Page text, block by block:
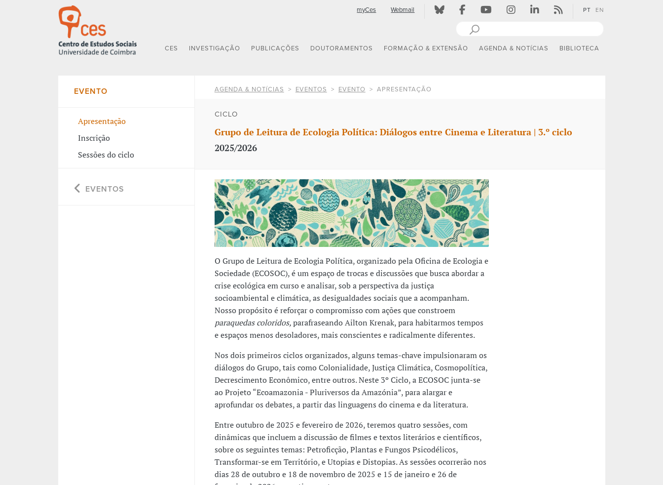
myCes Webmail PT EN
CES INVESTIGAÇÃO PUBLICAÇÕES DOUTORAMENTOS FORMAÇÃO & EXTENSÃO AGENDA & NOTÍCIAS BIBLIOTECA
EVENTO
Apresentação
Inscrição
Sessões do ciclo
EVENTOS
AGENDA & NOTÍCIAS EVENTOS EVENTO APRESENTAÇÃO
CICLO
Grupo de Leitura de Ecologia Política: Diálogos entre Cinema e Literatura | 3.º ciclo
2025/2026
O Grupo de Leitura de Ecologia Política, organizado pela Oficina de Ecologia e
Sociedade (ECOSOC), é um espaço de trocas e discussões que busca abordar a
crise ecológica em curso e analisar, sob a perspectiva da justiça
socioambiental e climática, as desigualdades sociais que a acompanham.
Nosso propósito é reforçar o compromisso com ações que constroem
paraquedas coloridos,parafraseando Ailton Krenak, para habitarmos tempos
e espaços menos desoladores, mais conscientes e radicalmente diferentes.
Nos dois primeiros ciclos organizados, alguns temas-chave impulsionaram os
diálogos do Grupo, tais como Colonialidade, Justiça Climática, Cosmopolítica,
Decrescimento Econômico, entre outros. Neste 3º Ciclo, a ECOSOC junta-se
ao Projeto “Ecoamazonia - Pluriversos da Amazónia”, para alargar e
aprofundar os debates, a partir das linguagens do cinema e da literatura.
Entre outubro de 2025 e fevereiro de 2026, teremos quatro sessões, com
dinâmicas que incluem a discussão de filmes e textos literários e científicos,
sobre os seguintes temas: Petroficção, Plantas e Fungos Psicodélicos,
Transformar-se em Território, e Utopias e Distopias. As sessões ocorrerão nos
dias 28 de outubro e 18 de novembro de 2025 e 15 de janeiro e 26 de